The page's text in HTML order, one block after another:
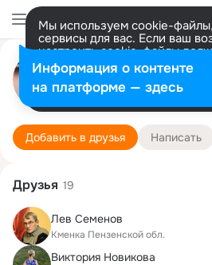
Мы используем cookie-
сервисы для вас. Если ваш
настроить cookie-файлы
представитель. Больше
Разрешить все Настроить
Надежда
Самара 28 ноября
Подробнее
Добавить в друзья Написать
Друзья 19
Лев Семенов
Кменка Пензенской обл.
Виктория Новикова
Информация о контенте
на платформе — здесь